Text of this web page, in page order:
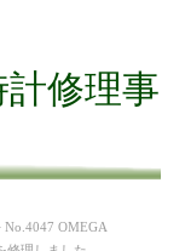
修理事
No.4047 OMEGA